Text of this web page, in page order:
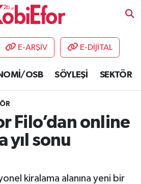
E-ARŞİV E-DİJİTAL
OSB SÖYLEŞİ SEKTÖR
Filo’dan online
yıl sonu
kiralama alanına yeni bir